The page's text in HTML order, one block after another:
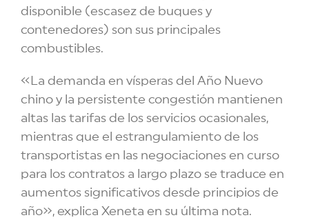
disponible (escasez de buques y
contenedores) son sus principales
combustibles.
«La demanda en vísperas del Año Nuevo
chino y la persistente congestión mantienen
altas las tarifas de los servicios ocasionales,
mientras que el estrangulamiento de los
transportistas en las negociaciones en curso
para los contratos a largo plazo se traduce en
aumentos significativos desde principios de
año», explica Xeneta en su última nota.